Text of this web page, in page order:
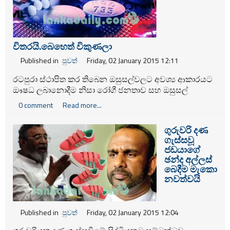
විතරයි.‍බෙ‍හෙත් විකුණලා
Published in පුවත් Friday, 02 January 2015 12:11
රටපුරා ස්ථාපිත කර තිබෙන ඔසුසල්වලට අවශ්‍ය ආකාරයට
ඖෂධ ලබානොදීම නිසා රෝගී ජනතාව සහ ඔසුසල්
නියෝජිතයන් දැඩි දුෂ්කරතාවට පත්ව ඇතැයි සමස්ත ලංකා
හෙද සංගමය සඳහන් කරයි.
0 comment Read more...
ගුරුවරි දණ
ගැස්සවූ
ජඩයාගේ
ඡන්ද අල්ලස්
බෙදීම මැකො
නවත්වයි
Published in පුවත් Friday, 02 January 2015 12:04